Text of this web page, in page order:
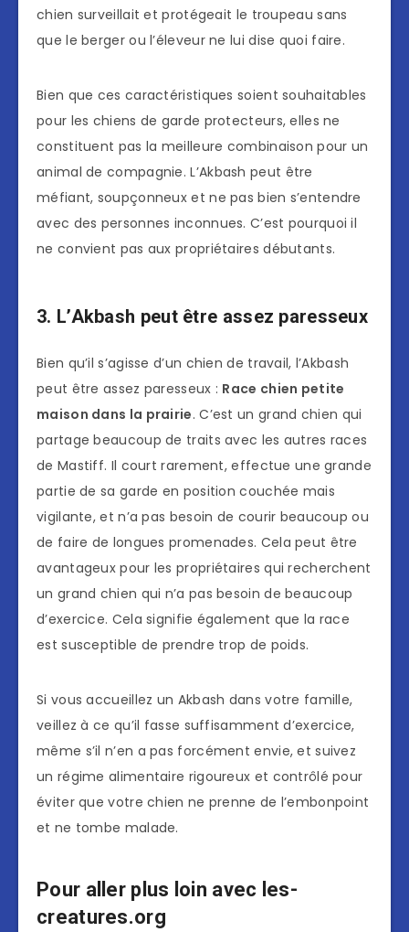
chien surveillait et protégeait le troupeau sans
que le berger ou l’éleveur ne lui dise quoi faire.
Bien que ces caractéristiques soient souhaitables
pour les chiens de garde protecteurs, elles ne
constituent pas la meilleure combinaison pour un
animal de compagnie. L’Akbash peut être
méfiant, soupçonneux et ne pas bien s’entendre
avec des personnes inconnues. C’est pourquoi il
ne convient pas aux propriétaires débutants.
3. L’Akbash peut être assez paresseux
Bien qu’il s’agisse d’un chien de travail, l’Akbash
peut être assez paresseux : Race chien petite
maison dans la prairie. C’est un grand chien qui
partage beaucoup de traits avec les autres races
de Mastiff. Il court rarement, effectue une grande
partie de sa garde en position couchée mais
vigilante, et n’a pas besoin de courir beaucoup ou
de faire de longues promenades. Cela peut être
avantageux pour les propriétaires qui recherchent
un grand chien qui n’a pas besoin de beaucoup
d’exercice. Cela signifie également que la race
est susceptible de prendre trop de poids.
Si vous accueillez un Akbash dans votre famille,
veillez à ce qu’il fasse suffisamment d’exercice,
même s’il n’en a pas forcément envie, et suivez
un régime alimentaire rigoureux et contrôlé pour
éviter que votre chien ne prenne de l’embonpoint
et ne tombe malade.
Pour aller plus loin avec les-
creatures.org